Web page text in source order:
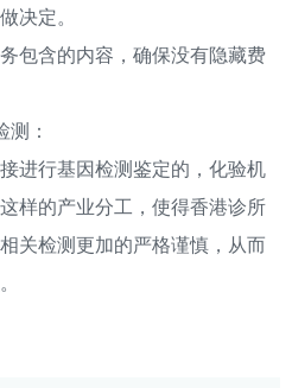
决定。
含的内容，确保没有隐藏费
：
行基因检测鉴定的，化验机
样的产业分工，使得香港诊所
关检测更加的严格谨慎，从而